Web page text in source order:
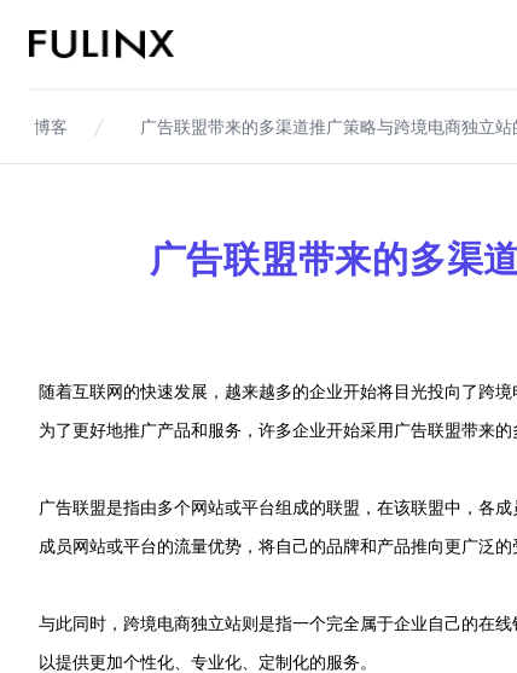
Fulinx-跨境电商独立站自建站平台
博客 广告联盟带来的多渠道推广策略与跨境电商独立站
广告联盟带来的多渠
随着互联网的快速发展，越来越多的企业开始将目光投向了跨
为了更好地推广产品和服务，许多企业开始采用广告联盟带来
广告联盟是指由多个网站或平台组成的联盟，在该联盟中，各
成员网站或平台的流量优势，将自己的品牌和产品推向更广泛的
与此同时，跨境电商独立站则是指一个完全属于企业自己的在
以提供更加个性化、专业化、定制化的服务。